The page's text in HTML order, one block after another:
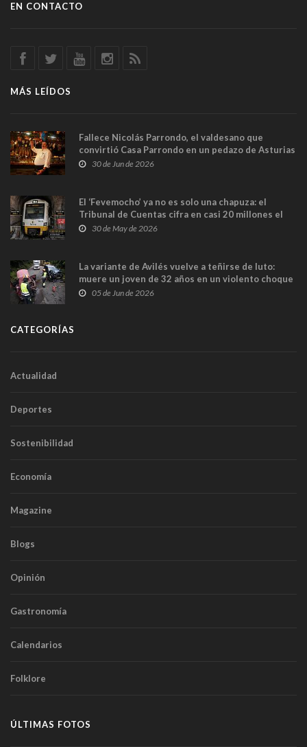
EN CONTACTO
MÁS LEÍDOS
Fallece Nicolás Parrondo, el valdesano que
convirtió Casa Parrondo en un pedazo de Asturias
en Madrid
30 de Jun de 2026
El ‘Fevemocho’ ya no es solo una chapuza: el
Tribunal de Cuentas cifra en casi 20 millones el
sobrecoste de los trenes que no cabían por los
30 de May de 2026
La variante de Avilés vuelve a teñirse de luto:
muere un joven de 32 años en un violento choque
frontal
05 de Jun de 2026
CATEGORÍAS
Actualidad
Deportes
Sostenibilidad
Economía
Magazine
Blogs
Opinión
Gastronomía
Calendarios
Folklore
ÚLTIMAS FOTOS